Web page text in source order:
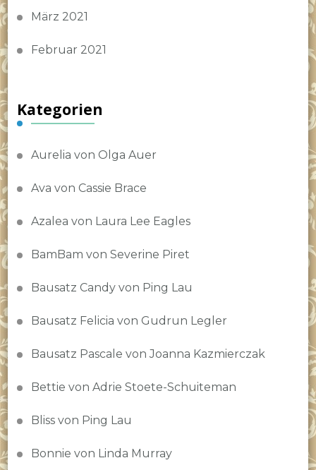
März 2021
Februar 2021
Kategorien
Aurelia von Olga Auer
Ava von Cassie Brace
Azalea von Laura Lee Eagles
BamBam von Severine Piret
Bausatz Candy von Ping Lau
Bausatz Felicia von Gudrun Legler
Bausatz Pascale von Joanna Kazmierczak
Bettie von Adrie Stoete-Schuiteman
Bliss von Ping Lau
Bonnie von Linda Murray